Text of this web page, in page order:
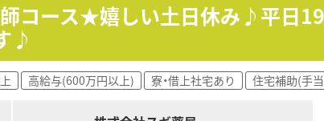
コース★嬉しい土日休み♪平日
♪
高給与(600万円以上) 寮・借上社宅あり 住宅補助(手